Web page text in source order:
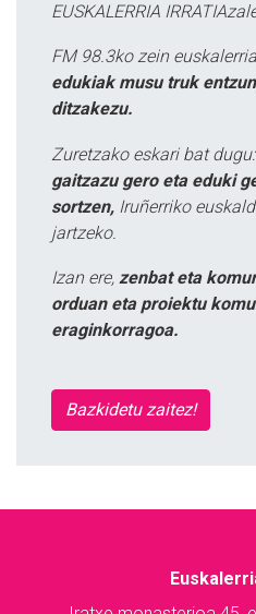
EUSKALERRIA
FM 98.3ko zein
edukiak musu truk
ditzakezu.
Zuretzako eskari bat dugu:
gaitzazu gero eta eduki
sortzen, Iruñerriko
jartzeko.
Izan ere, zenbat eta
orduan eta proiektu
eraginkorragoa.
Bazkidetu zaitez!